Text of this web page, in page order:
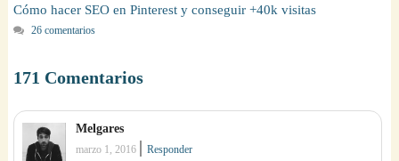
Cómo hacer SEO en Pinterest y conseguir +40k visitas
26 comentarios
171 Comentarios
Melgares
marzo 1, 2016 |Responder